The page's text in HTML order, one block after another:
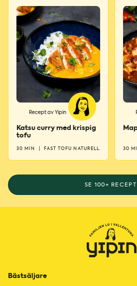
Recept av Yipin
Katsu curry med krispig
tofu
30 MIN FAST TOFU NATURELL 30
SE 100+
Bästsäljare